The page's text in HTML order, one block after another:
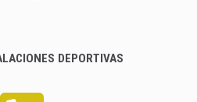
DEPORTIVAS